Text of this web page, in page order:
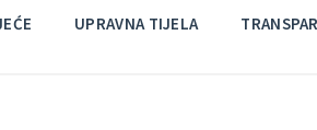
UPRAVNA TIJELA